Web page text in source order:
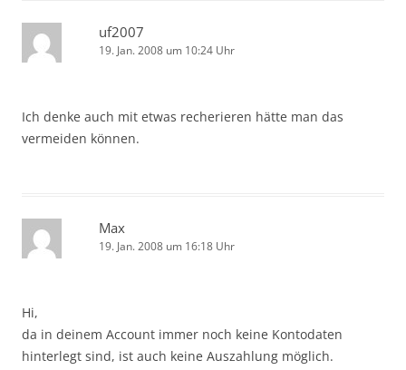
uf2007
19. Jan. 2008 um 10:24 Uhr
Ich denke auch mit etwas recherieren hätte man das
vermeiden können.
Max
19. Jan. 2008 um 16:18 Uhr
Hi,
da in deinem Account immer noch keine Kontodaten
hinterlegt sind, ist auch keine Auszahlung möglich.